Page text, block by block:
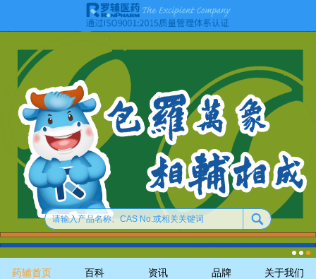
药辅首页 百科 资讯 品牌 关于我们